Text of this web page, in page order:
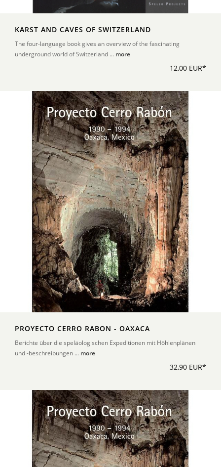
KARST AND CAVES OF SWITZERLAND
The four-language book gives an overview of the fascinating
underground world of Switzerland ... more
12,00 EUR*
PROYECTO CERRO RABON - OAXACA
Berichte über die speläologischen Expeditionen mit Höhlenplänen
und -beschreibungen ... more
32,90 EUR*